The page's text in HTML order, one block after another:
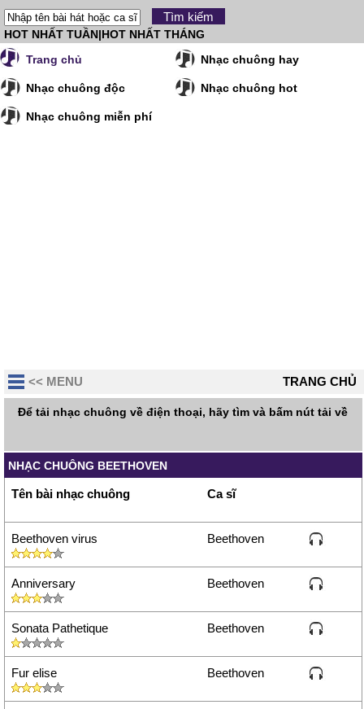
HOT NHẤT TUẦN|HOT NHẤT THÁNG
Trang chủ
Nhạc chuông hay
Nhạc chuông độc Nhạc chuông hot
Nhạc chuông miễn phí
TRANG CHỦ
<< MENU
Để tải nhạc chuông về điện thoại, hãy tìm và bấm nút tải về
NHẠC CHUÔNG BEETHOVEN
Tên bài nhạc chuông Ca sĩ
Beethoven virus Beethoven
Anniversary Beethoven
Sonata Pathetique Beethoven
Fur elise Beethoven